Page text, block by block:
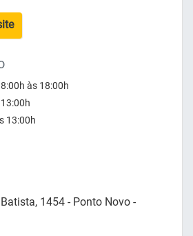
às 18:00h
13:00h
1454 - Ponto Novo -